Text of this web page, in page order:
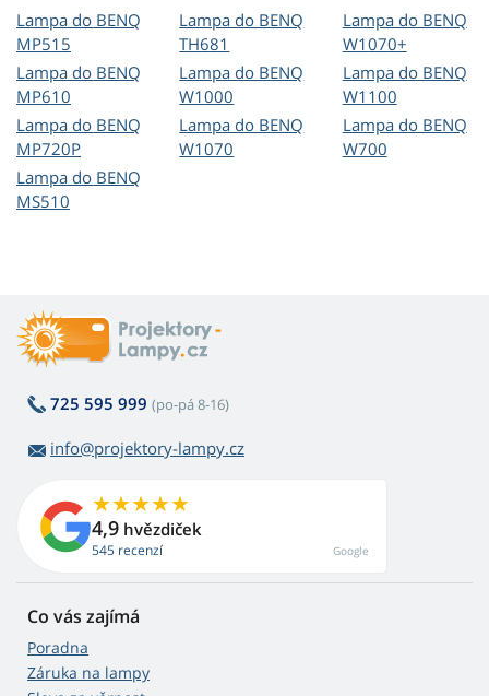
Lampa do BENQ
MP515
Lampa do BENQ
MP610
Lampa do BENQ
MP720P
Lampa do BENQ
MS510
Lampa do BENQ
TH681
Lampa do BENQ
W1000
Lampa do BENQ
W1070
Lampa do BENQ
W1070+
Lampa do BENQ
W1100
Lampa do BENQ
W700
725 595 999 (po-pá 8-16)
info@projektory-lampy.cz
4,9 hvězdiček
545 recenzí Google
Co vás zajímá
Poradna
Záruka na lampy